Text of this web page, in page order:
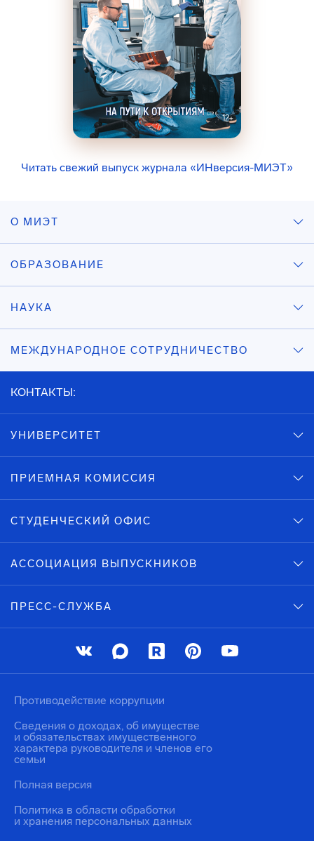
Читать свежий выпуск журнала «ИНверсия-МИЭТ»
О МИЭТ
ОБРАЗОВАНИЕ
НАУКА
МЕЖДУНАРОДНОЕ СОТРУДНИЧЕСТВО
КОНТАКТЫ:
УНИВЕРСИТЕТ
ПРИЕМНАЯ КОМИССИЯ
СТУДЕНЧЕСКИЙ ОФИС
АССОЦИАЦИЯ ВЫПУСКНИКОВ
ПРЕСС-СЛУЖБА
Политика в области обработки
и хранения персональных данных
Противодействие коррупции
Сведения о доходах, об имуществе
и обязательствах имущественного
характера руководителя и членов его
семьи
Полная версия